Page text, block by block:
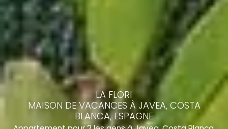
LA FLORI
MAISON DE VACANCES À JAVEA, COSTA
BLANCA, ESPAGNE